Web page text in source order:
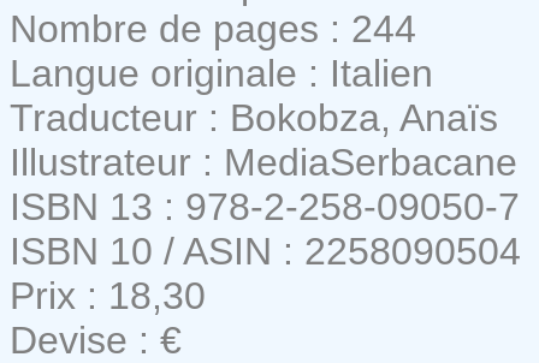
Nombre de pages : 244
Langue originale : Italien
Traducteur : Bokobza, Anaïs
Illustrateur : MediaSerbacane
ISBN 13 : 978-2-258-09050-7
ISBN 10 / ASIN : 2258090504
Prix : 18,30
Devise : €